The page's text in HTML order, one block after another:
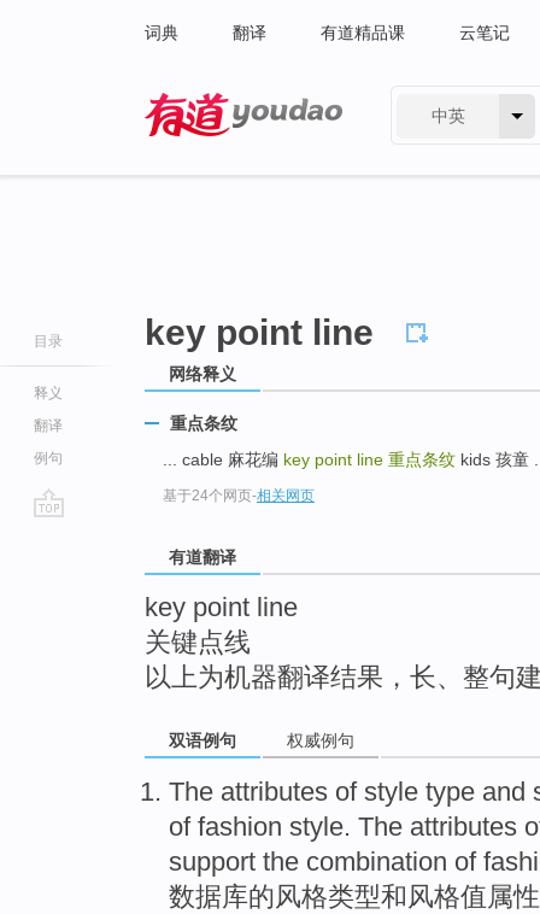
词典 翻译 有道精品课 云笔记
中英
目录
释义
翻译
例句
key point line
网络释义
重点条纹
... cable 麻花编 key point line 重点条纹 kids 孩童
基于24个网页-相关网页
有道翻译
key point line
关键点线
以上为机器翻译结果，长、整句
双语例句 权威例句
The attributes of style type and
of fashion style. The attributes
support the combination of
数据库的风格类型和风格值属性